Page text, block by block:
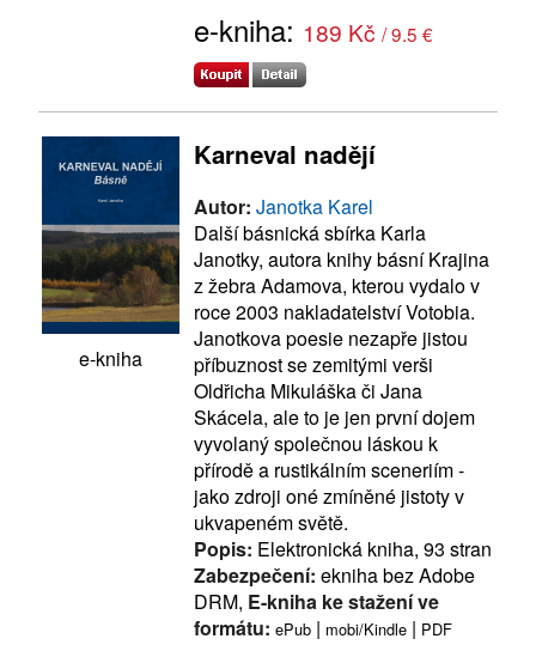
e-kniha: 189 Kč / 9.5 €
e-kniha
Karneval nadějí
Autor: Janotka Karel
Další básnická sbírka Karla
Janotky, autora knihy básní Krajina
z žebra Adamova, kterou vydalo v
roce 2003 nakladatelství Votobia.
Janotkova poesie nezapře jistou
příbuznost se zemitými verši
Oldřicha Mikuláška či Jana
Skácela, ale to je jen první dojem
vyvolaný společnou láskou k
přírodě a rustikálním sceneriím -
jako zdroji oné zmíněné jistoty v
ukvapeném světě.
Popis: Elektronická kniha, 93 stran
Zabezpečení: ekniha bez Adobe
DRM, E-kniha ke stažení ve
formátu: ePub | mobi/Kindle | PDF